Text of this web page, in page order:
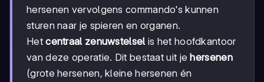
hersenen vervolgens commando's kunnen
sturen naar je spieren en organen.
Hetcentraal zenuwstelsel is het hoofdkantoor
van deze operatie. Dit bestaat uit jehersenen
(grote hersenen, kleine hersenen én